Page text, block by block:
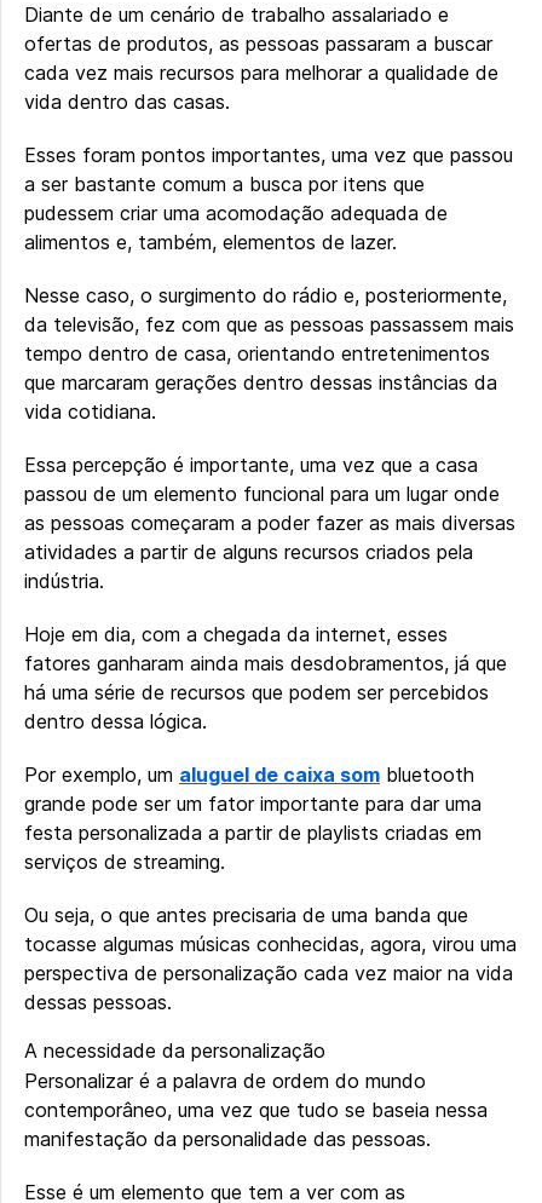
Diante de um cenário de trabalho assalariado e
ofertas de produtos, as pessoas passaram a buscar
cada vez mais recursos para melhorar a qualidade de
vida dentro das casas.
Esses foram pontos importantes, uma vez que passou
a ser bastante comum a busca por itens que
pudessem criar uma acomodação adequada de
alimentos e, também, elementos de lazer.
Nesse caso, o surgimento do rádio e, posteriormente,
da televisão, fez com que as pessoas passassem mais
tempo dentro de casa, orientando entretenimentos
que marcaram gerações dentro dessas instâncias da
vida cotidiana.
Essa percepção é importante, uma vez que a casa
passou de um elemento funcional para um lugar onde
as pessoas começaram a poder fazer as mais diversas
atividades a partir de alguns recursos criados pela
indústria.
Hoje em dia, com a chegada da internet, esses
fatores ganharam ainda mais desdobramentos, já que
há uma série de recursos que podem ser percebidos
dentro dessa lógica.
Por exemplo, um aluguel de caixa som bluetooth
grande pode ser um fator importante para dar uma
festa personalizada a partir de playlists criadas em
serviços de streaming.
Ou seja, o que antes precisaria de uma banda que
tocasse algumas músicas conhecidas, agora, virou uma
perspectiva de personalização cada vez maior na vida
dessas pessoas.
A necessidade da personalização
Personalizar é a palavra de ordem do mundo
contemporâneo, uma vez que tudo se baseia nessa
manifestação da personalidade das pessoas.
Esse é um elemento que tem a ver com as